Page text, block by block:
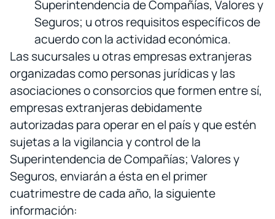
Superintendencia de Compañías, Valores y
Seguros; u otros requisitos específicos de
acuerdo con la actividad económica.
Las sucursales u otras empresas extranjeras
organizadas como personas jurídicas y las
asociaciones o consorcios que formen entre sí,
empresas extranjeras debidamente
autorizadas para operar en el país y que estén
sujetas a la vigilancia y control de la
Superintendencia de Compañías; Valores y
Seguros, enviarán a ésta en el primer
cuatrimestre de cada año, la siguiente
información: